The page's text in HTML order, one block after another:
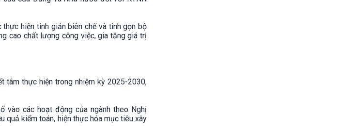
hiện tinh giản biên chế và tinh gọn bộ
cao chất lượng công việc, gia tăng giá trị
tâm thực hiện trong nhiệm kỳ 2025-2030,
vào các hoạt động của ngành theo Nghị
quả kiểm toán, hiện thực hóa mục tiêu xây